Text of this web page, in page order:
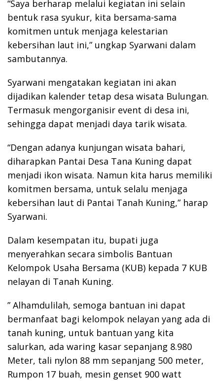
“Saya berharap melalui kegiatan ini selain
bentuk rasa syukur, kita bersama-sama
komitmen untuk menjaga kelestarian
kebersihan laut ini,” ungkap Syarwani dalam
sambutannya.
Syarwani mengatakan kegiatan ini akan
dijadikan kalender tetap desa wisata Bulungan.
Termasuk mengorganisir event di desa ini,
sehingga dapat menjadi daya tarik wisata.
“Dengan adanya kunjungan wisata bahari,
diharapkan Pantai Desa Tana Kuning dapat
menjadi ikon wisata. Namun kita harus memiliki
komitmen bersama, untuk selalu menjaga
kebersihan laut di Pantai Tanah Kuning,” harap
Syarwani.
Dalam kesempatan itu, bupati juga
menyerahkan secara simbolis Bantuan
Kelompok Usaha Bersama (KUB) kepada 7 KUB
nelayan di Tanah Kuning.
” Alhamdulilah, semoga bantuan ini dapat
bermanfaat bagi kelompok nelayan yang ada di
tanah kuning, untuk bantuan yang kita
salurkan, ada waring kasar sepanjang 8.980
Meter, tali nylon 88 mm sepanjang 500 meter,
Rumpon 17 buah, mesin genset 900 watt